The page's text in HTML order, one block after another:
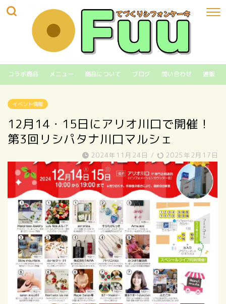
コラボ商品 メニュー 商品について ブログ 問い合わせ 通販
イベント情報
12月14・15日にアリオ川口で開催！
第3回リシパタナ川口マルシェ
2024年11月24日 / 2025年2月17日